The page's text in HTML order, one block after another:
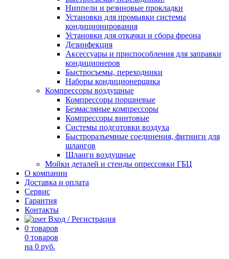
Ниппели и резиновые прокладки
Установки для промывки системы
кондиционирования
Установки для откачки и сбора фреона
Дезинфекция
Аксессуары и приспособления для заправки
кондиционеров
Быстросъемы, переходники
Наборы кондиционерщика
Компрессоры воздушные
Компрессоры поршневые
Безмасляные компрессоры
Компрессоры винтовые
Системы подготовки воздуха
Быстроразъемные соединения, фитинги для
шлангов
Шланги воздушные
Мойки деталей и стенды опрессовки ГБЦ
О компании
Доставка и оплата
Сервис
Гарантия
Контакты
Вход / Регистрация
0 товаров
0 товаров
на 0 руб.